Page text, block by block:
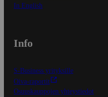
In English
Info
S-Business yrityksille
Oiva-raportit
Osuuskauppojen yhteystiedot